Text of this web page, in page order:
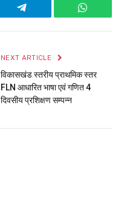
Telegram
NEXT ARTICLE
विकासखंड स्तरीय प्राथमिक स्तर
FLN आधारित भाषा एवं गणित 4
दिवसीय प्रशिक्षण सम्पन्न